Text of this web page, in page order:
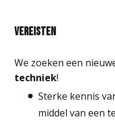
Vereisten
We zoeken een
techniek!
Sterke kennis
middel van een